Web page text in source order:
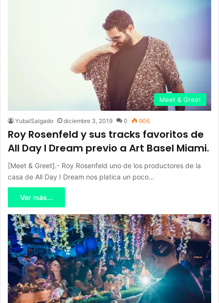
Meet & Greet
YubalSalgado diciembre 3, 2019 0 906
Roy Rosenfeld y sus tracks favoritos de
All Day I Dream previo a Art Basel Miami.
[Meet & Greet].- Roy Rosenfeld uno de los productores de la
casa de All Day I Dream nos platica un poco…
Ver más...